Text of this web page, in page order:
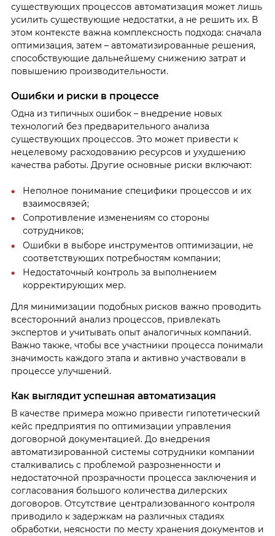
существующих процессов автоматизация может лишь
усилить существующие недостатки, а не решить их. В
этом контексте важна комплексность подхода: сначала
оптимизация, затем – автоматизированные решения,
способствующие дальнейшему снижению затрат и
повышению производительности.
Ошибки и риски в процессе
Одна из типичных ошибок – внедрение новых
технологий без предварительного анализа
существующих процессов. Это может привести к
нецелевому расходованию ресурсов и ухудшению
качества работы. Другие основные риски включают:
Неполное понимание специфики процессов и их
взаимосвязей;
Сопротивление изменениям со стороны
сотрудников;
Ошибки в выборе инструментов оптимизации, не
соответствующих потребностям компании;
Недостаточный контроль за выполнением
корректирующих мер.
Для минимизации подобных рисков важно проводить
всесторонний анализ процессов, привлекать
экспертов и учитывать опыт аналогичных компаний.
Важно также, чтобы все участники процесса понимали
значимость каждого этапа и активно участвовали в
процессе улучшений.
Как выглядит успешная автоматизация
В качестве примера можно привести гипотетический
кейс предприятия по оптимизации управления
договорной документацией. До внедрения
автоматизированной системы сотрудники компании
сталкивались с проблемой разрозненности и
недостаточной прозрачности процесса заключения и
согласования большого количества дилерских
договоров. Отсутствие централизованного контроля
приводило к задержкам на различных стадиях
обработки, неясности по месту хранения документов и